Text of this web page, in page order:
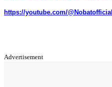
https://youtube.com/@Nobatofficial
Advertisement